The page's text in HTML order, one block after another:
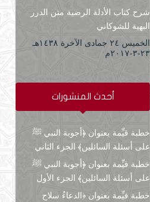
شرح كتاب الأدلة الرضية متن الدرر
البهية للشوكاني
الخميس ۲٤ جمادى الآخرة ۱٤۳۸هـ
۲۳-۳-۲۰۱۷م
أحدث المنشورات
خطبة قيِّمة بعنوان ﴿أجوبة النبي ﷺ
على أسئلة السائلين﴾ الجزء الثاني
خطبة قيِّمة بعنوان ﴿أجوبة النبي ﷺ
على أسئلة السائلين﴾ الجزء الأول
خطبة قيِّمة بعنوان ﴿الدعاءُ سلاح